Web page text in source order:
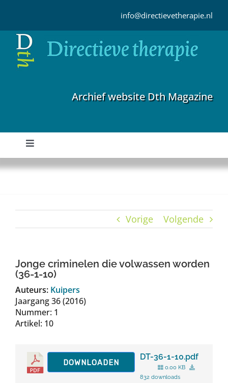
inhoud
info@directievetherapie.nl
Archief website Dth Magazine
Toggle
Navigation
Home
TDT Overzicht
Over Dth
Vorige Volgende
Jonge criminelen die volwassen worden
(36-1-10)
Auteurs: Kuipers
Jaargang 36 (2016)
Nummer: 1
Artikel: 10
DOWNLOADEN
DT-36-1-10.pdf
0.00 KB
832 downloads